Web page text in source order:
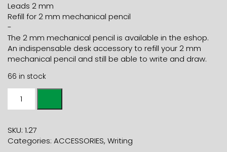
Leads 2 mm
Refill for 2 mm mechanical pencil
-
The 2 mm mechanical pencil is available in the eshop.
An indispensable desk accessory to refill your 2 mm
mechanical pencil and still be able to write and draw.
66 in stock
GRAPHITE
MECHANICAL
PENCIL
SKU: 1.27
Categories: ACCESSORIES, Writing